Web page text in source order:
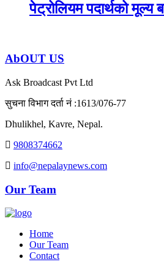
पेट्रोलियम पदार्थको मूल्य
AbOUT US
Ask Broadcast Pvt Ltd
सुचना विभाग दर्ता नं :1613/076-77
Dhulikhel, Kavre, Nepal.
9808374662
info@nepalaynews.com
Our Team
Home
Our Team
Contact